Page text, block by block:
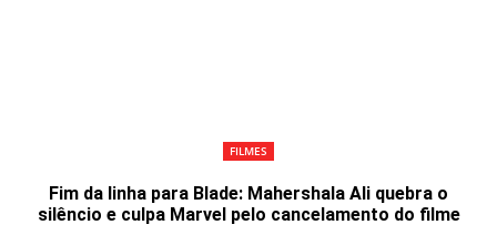
FILMES
Fim da linha para Blade: Mahershala Ali quebra o
silêncio e culpa Marvel pelo cancelamento do filme